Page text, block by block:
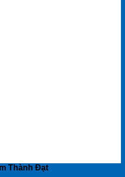
Thành Đạt